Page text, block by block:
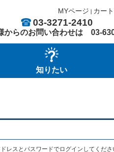
MYページ | カート
03-3271-2410
からのお問い合わせは 03-
知りたい
レスとパスワードでログインしてくださ